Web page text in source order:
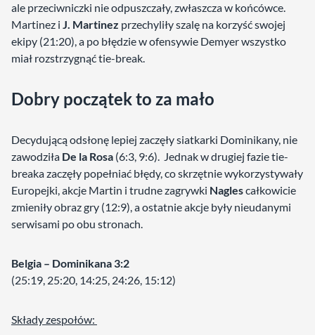
ale przeciwniczki nie odpuszczały, zwłaszcza w końcówce.
Martinez i J. Martinez przechyliły szalę na korzyść swojej
ekipy (21:20), a po błędzie w ofensywie Demyer wszystko
miał rozstrzygnąć tie-break.
Dobry początek to za mało
Decydującą odsłonę lepiej zaczęły siatkarki Dominikany, nie
zawodziła De la Rosa (6:3, 9:6). Jednak w drugiej fazie tie-
breaka zaczęły popełniać błędy, co skrzętnie wykorzystywały
Europejki, akcje Martin i trudne zagrywki Naglescałkowicie
zmieniły obraz gry (12:9), a ostatnie akcje były nieudanymi
serwisami po obu stronach.
Belgia – Dominikana 3:2
(25:19, 25:20, 14:25, 24:26, 15:12)
Składy zespołów: